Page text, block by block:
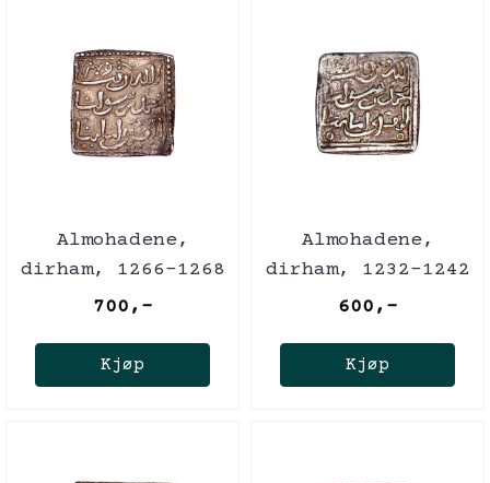
Almohadene,
dirham, 1266-1268
700,-
Kjøp
Almohadene,
dirham, 1232-1242
600,-
Kjøp